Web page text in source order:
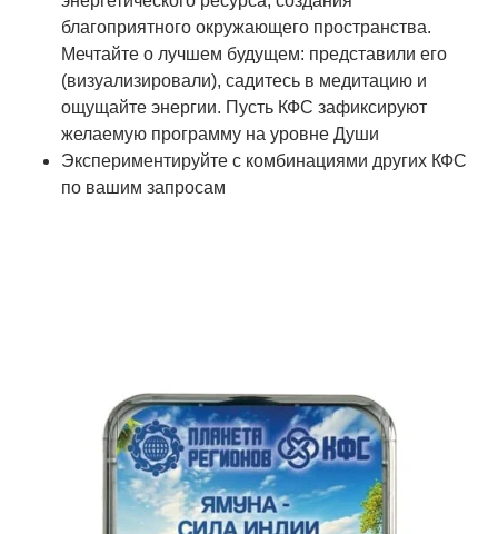
благоприятного окружающего пространства.
Мечтайте о лучшем будущем: представили его
(визуализировали), садитесь в медитацию и
ощущайте энергии. Пусть КФС зафиксируют
желаемую программу на уровне Души
Экспериментируйте с комбинациями других КФС
по вашим запросам